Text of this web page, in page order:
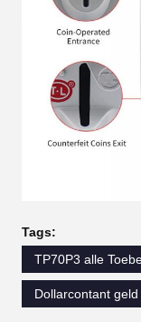
Tags:
TP70P3 alle
Dollarcontant